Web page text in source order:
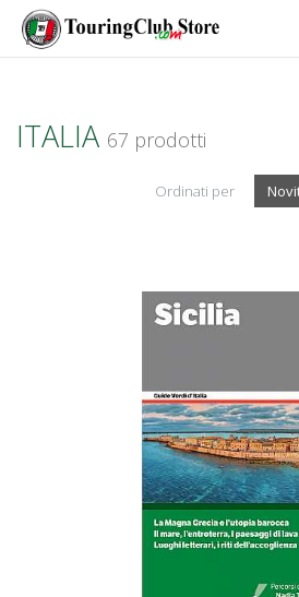
ITALIA 67 prodotti
Ordinati per